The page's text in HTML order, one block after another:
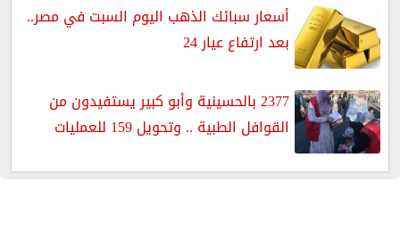
أسعار سبائك الذهب اليوم السبت في مصر..
بعد ارتفاع عيار 24
2377 بالحسينية وأبو كبير يستفيدون من
القوافل الطبية .. وتحويل 159 للعمليات